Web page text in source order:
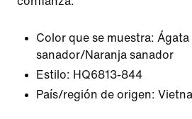
Color que se muestra:
sanador/Naranja sanador
Estilo: HQ6813-844
País/región de origen: